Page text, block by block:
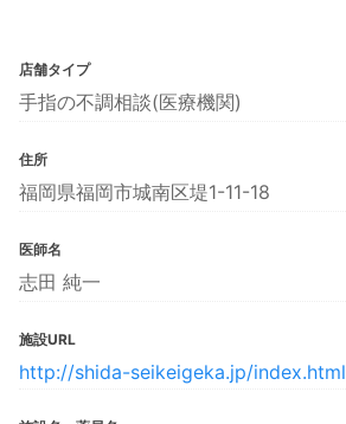
店舗タイプ
手指の不調相談(医療機関)
住所
福岡県福岡市城南区堤1-11-18
医師名
志田 純一
施設URL
http://shida-seikeigeka.jp/index.html